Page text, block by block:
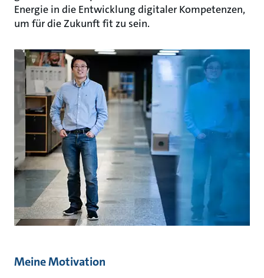
Energie in die Entwicklung digitaler Kompetenzen,
um für die Zukunft fit zu sein.
Meine Motivation